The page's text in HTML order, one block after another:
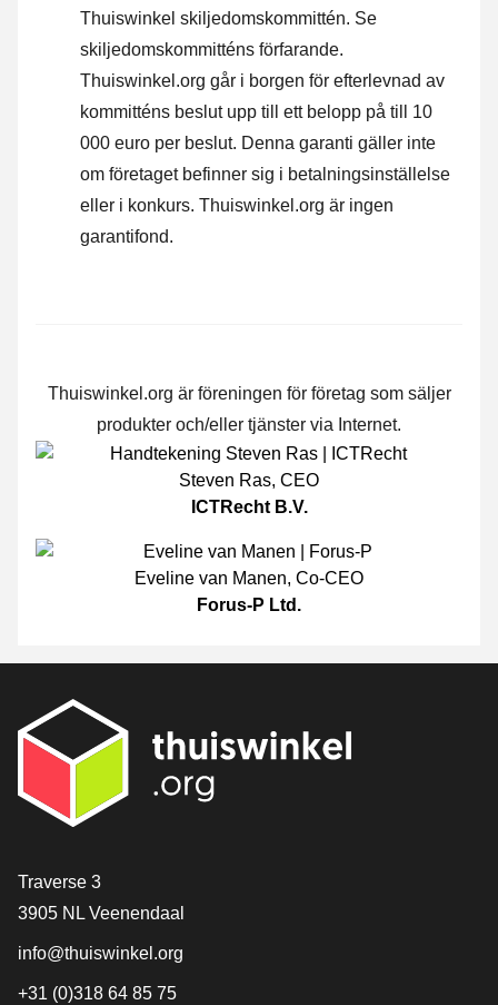
Thuiswinkel skiljedomskommittén. Se
skiljedomskommitténs förfarande.
Thuiswinkel.org går i borgen för efterlevnad av
kommitténs beslut upp till ett belopp på till 10
000 euro per beslut. Denna garanti gäller inte
om företaget befinner sig i betalningsinställelse
eller i konkurs. Thuiswinkel.org är ingen
garantifond.
Thuiswinkel.org är föreningen för företag som säljer
produkter och/eller tjänster via Internet.
Steven Ras, CEO
ICTRecht B.V.
Eveline van Manen, Co-CEO
Forus-P Ltd.
[_General:Contact]
Traverse 3
3905 NL Veenendaal
info@thuiswinkel.org
+31 (0)318 64 85 75